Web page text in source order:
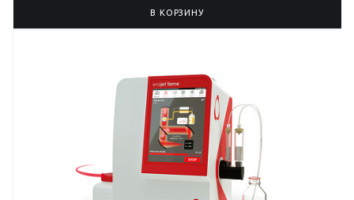
В КОРЗИНУ